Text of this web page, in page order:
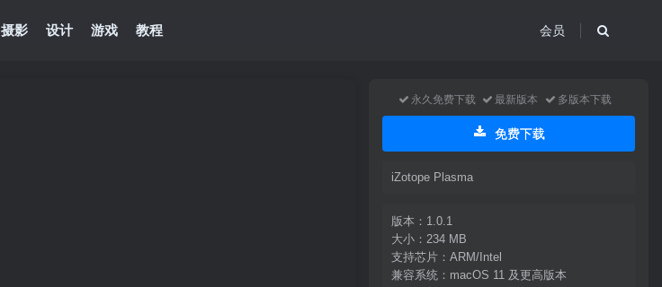
摄影 设计 游戏 教程 会员
永久免费下载 最新版本 多版本下载
免费下载
iZotope Plasma
版本：1.0.1
大小：234 MB
支持芯片：ARM/Intel
兼容系统：macOS 11 及更高版本